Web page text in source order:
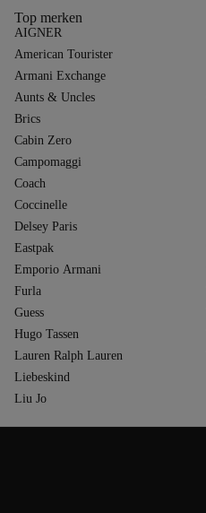
Top merken
AIGNER
American Tourister
Armani Exchange
Aunts & Uncles
Brics
Cabin Zero
Campomaggi
Coach
Coccinelle
Delsey Paris
Eastpak
Emporio Armani
Furla
Guess
Hugo Tassen
Lauren Ralph Lauren
Liebeskind
Liu Jo